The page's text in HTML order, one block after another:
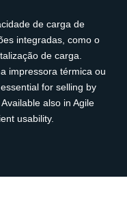
de carga de
integradas, como o
de carga.
impressora térmica ou
for selling by
also in Agile
usability.